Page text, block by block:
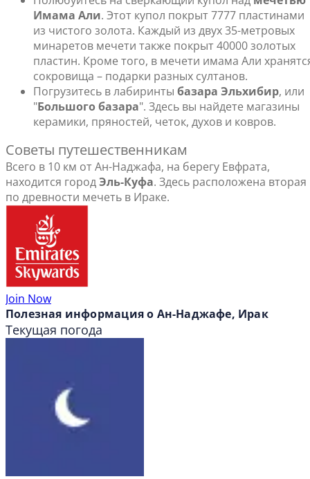
Имама Али. Этот купол покрыт 7777 пластинами
из чистого золота. Каждый из двух 35-метровых
минаретов мечети также покрыт 40000 золотых
пластин. Кроме того, в мечети имама Али
сокровища – подарки разных султанов.
Погрузитесь в лабиринты базара Эльхибир, или
"Большого базара". Здесь вы найдете магазины
керамики, пряностей, четок, духов и ковров.
Советы путешественникам
Всего в 10 км от Ан-Наджафа, на берегу Евфрата,
находится городЭль-Куфа. Здесь расположена вторая
по древности мечеть в Ираке.
Join Now
Полезная информация о Ан-Наджафе, Ирак
Текущая погода